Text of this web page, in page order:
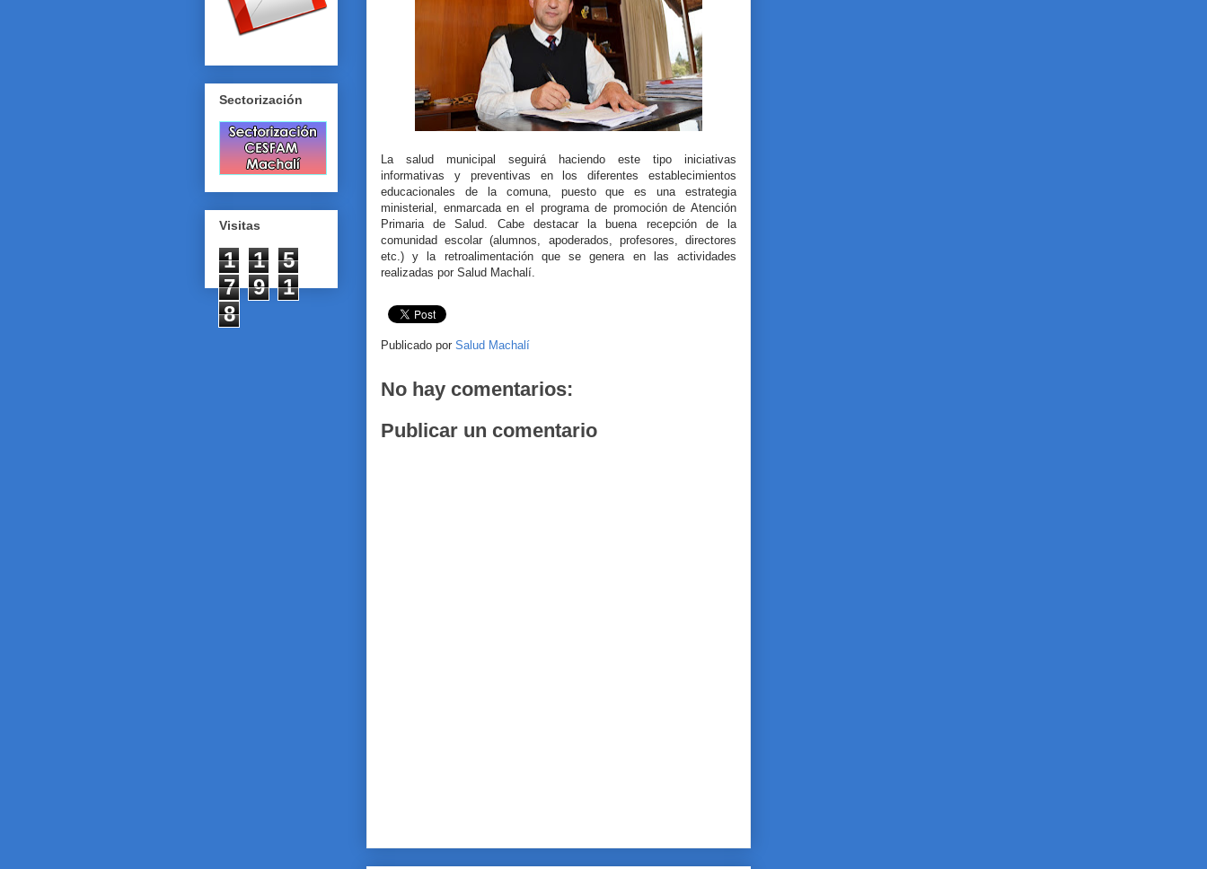
La salud municipal seguirá haciendo este tipo iniciativas
informativas y preventivas en los diferentes establecimientos
educacionales de la comuna, puesto que es una estrategia
ministerial, enmarcada en el programa de promoción de Atención
Primaria de Salud. Cabe destacar la buena recepción de la
comunidad escolar (alumnos, apoderados, profesores, directores
etc.) y la retroalimentación que se genera en las actividades
realizadas por Salud Machalí.
Publicado por Salud Machalí
No hay comentarios:
Publicar un comentario
Sectorización
Visitas
1 1
5
7
9
1
8